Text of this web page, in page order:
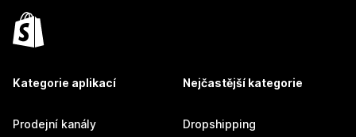
Kategorie aplikací
Prodejní kanály
Nejčastější kategorie
Dropshipping